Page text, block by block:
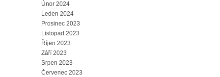
Únor 2024
Leden 2024
Prosinec 2023
Listopad 2023
Říjen 2023
Září 2023
Srpen 2023
Červenec 2023